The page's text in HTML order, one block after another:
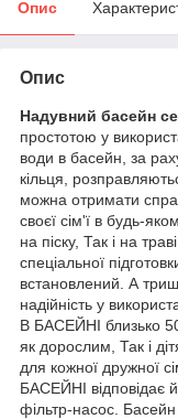
Опис
Опис
Надувний басейн
простотою у
води в басейн, за
кільця,
можна отримати
своєї сім'ї в будь-
на піску, Так і на
спеціальної
встановлений. А
надійність у
В БАСЕЙНІ близько
як дорослим, Так і
для кожної дружної
БАСЕЙНІ відповідає
фільтр-насос.